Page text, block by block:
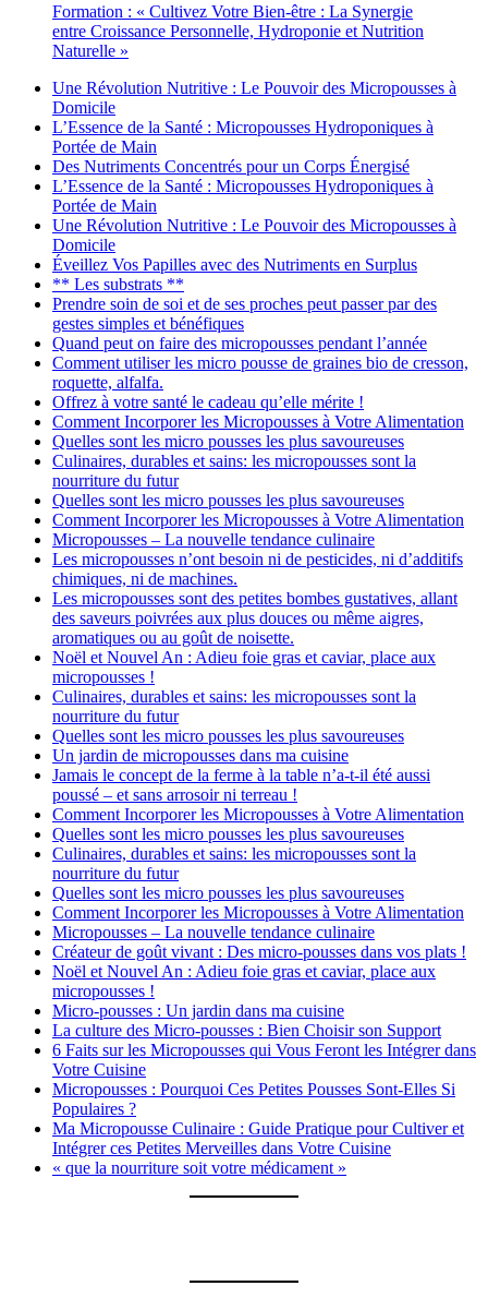
Formation : « Cultivez Votre Bien-être : La Synergie
entre Croissance Personnelle, Hydroponie et Nutrition
Naturelle »
Une Révolution Nutritive : Le Pouvoir des Micropousses à
Domicile
L’Essence de la Santé : Micropousses Hydroponiques à
Portée de Main
Des Nutriments Concentrés pour un Corps Énergisé
L’Essence de la Santé : Micropousses Hydroponiques à
Portée de Main
Une Révolution Nutritive : Le Pouvoir des Micropousses à
Domicile
Éveillez Vos Papilles avec des Nutriments en Surplus
** Les substrats **
Prendre soin de soi et de ses proches peut passer par des
gestes simples et bénéfiques
Quand peut on faire des micropousses pendant l’année
Comment utiliser les micro pousse de graines bio de cresson,
roquette, alfalfa.
Offrez à votre santé le cadeau qu’elle mérite !
Comment Incorporer les Micropousses à Votre Alimentation
Quelles sont les micro pousses les plus savoureuses
Culinaires, durables et sains: les micropousses sont la
nourriture du futur
Quelles sont les micro pousses les plus savoureuses
Comment Incorporer les Micropousses à Votre Alimentation
Micropousses – La nouvelle tendance culinaire
Les micropousses n’ont besoin ni de pesticides, ni d’additifs
chimiques, ni de machines.
Les micropousses sont des petites bombes gustatives, allant
des saveurs poivrées aux plus douces ou même aigres,
aromatiques ou au goût de noisette.
Noël et Nouvel An : Adieu foie gras et caviar, place aux
micropousses !
Culinaires, durables et sains: les micropousses sont la
nourriture du futur
Quelles sont les micro pousses les plus savoureuses
Un jardin de micropousses dans ma cuisine
Jamais le concept de la ferme à la table n’a-t-il été aussi
poussé – et sans arrosoir ni terreau !
Comment Incorporer les Micropousses à Votre Alimentation
Quelles sont les micro pousses les plus savoureuses
Culinaires, durables et sains: les micropousses sont la
nourriture du futur
Quelles sont les micro pousses les plus savoureuses
Comment Incorporer les Micropousses à Votre Alimentation
Micropousses – La nouvelle tendance culinaire
Créateur de goût vivant : Des micro-pousses dans vos plats !
Noël et Nouvel An : Adieu foie gras et caviar, place aux
micropousses !
Micro-pousses : Un jardin dans ma cuisine
La culture des Micro-pousses : Bien Choisir son Support
6 Faits sur les Micropousses qui Vous Feront les Intégrer dans
Votre Cuisine
Micropousses : Pourquoi Ces Petites Pousses Sont-Elles Si
Populaires ?
Ma Micropousse Culinaire : Guide Pratique pour Cultiver et
Intégrer ces Petites Merveilles dans Votre Cuisine
« que la nourriture soit votre médicament »